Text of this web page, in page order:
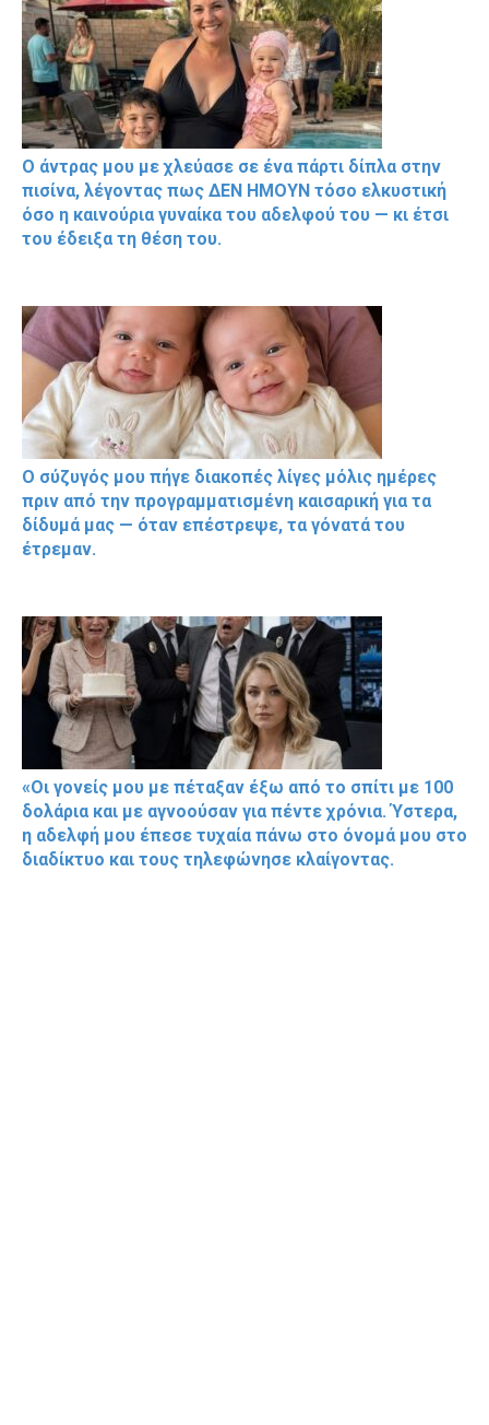
Ο άντρας μου με χλεύασε σε ένα πάρτι δίπλα στην
πισίνα, λέγοντας πως ΔΕΝ ΗΜΟΥΝ τόσο ελκυστική
όσο η καινούρια γυναίκα του αδελφού του — κι έτσι
του έδειξα τη θέση του.
Ο σύζυγός μου πήγε διακοπές λίγες μόλις ημέρες
πριν από την προγραμματισμένη καισαρική για τα
δίδυμά μας — όταν επέστρεψε, τα γόνατά του
έτρεμαν.
«Οι γονείς μου με πέταξαν έξω από το σπίτι με 100
δολάρια και με αγνοούσαν για πέντε χρόνια. Ύστερα,
η αδελφή μου έπεσε τυχαία πάνω στο όνομά μου στο
διαδίκτυο και τους τηλεφώνησε κλαίγοντας.